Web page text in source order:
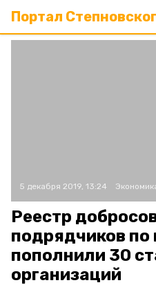
Портал
5 декабря 2019, 13:24
Реестр
подрядчиков по
пополнили 30
организаций